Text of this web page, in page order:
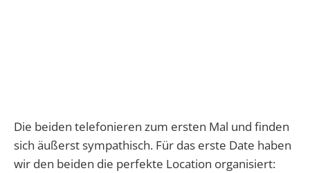
Die beiden telefonieren zum ersten Mal und finden
sich äußerst sympathisch. Für das erste Date haben
wir den beiden die perfekte Location organisiert: